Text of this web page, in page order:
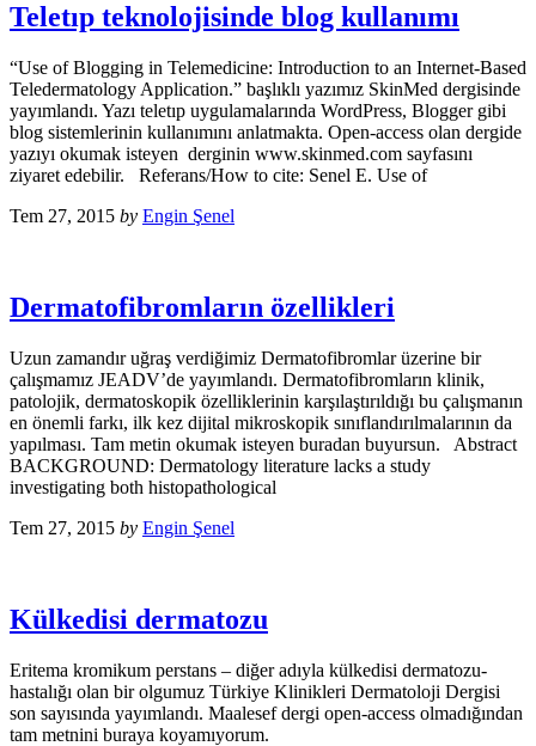
Teletıp teknolojisinde blog kullanımı
“Use of Blogging in Telemedicine: Introduction to an Internet-Based
Teledermatology Application.” başlıklı yazımız SkinMed dergisinde
yayımlandı. Yazı teletıp uygulamalarında WordPress, Blogger gibi
blog sistemlerinin kullanımını anlatmakta. Open-access olan dergide
yazıyı okumak isteyen derginin www.skinmed.com sayfasını
ziyaret edebilir. Referans/How to cite: Senel E. Use of
Tem 27, 2015 by Engin Şenel
Dermatofibromların özellikleri
Uzun zamandır uğraş verdiğimiz Dermatofibromlar üzerine bir
çalışmamız JEADV’de yayımlandı. Dermatofibromların klinik,
patolojik, dermatoskopik özelliklerinin karşılaştırıldığı bu çalışmanın
en önemli farkı, ilk kez dijital mikroskopik sınıflandırılmalarının da
yapılması. Tam metin okumak isteyen buradan buyursun. Abstract
BACKGROUND: Dermatology literature lacks a study
investigating both histopathological
Tem 27, 2015 by Engin Şenel
Külkedisi dermatozu
Eritema kromikum perstans – diğer adıyla külkedisi dermatozu-
hastalığı olan bir olgumuz Türkiye Klinikleri Dermatoloji Dergisi
son sayısında yayımlandı. Maalesef dergi open-access olmadığından
tam metnini buraya koyamıyorum.